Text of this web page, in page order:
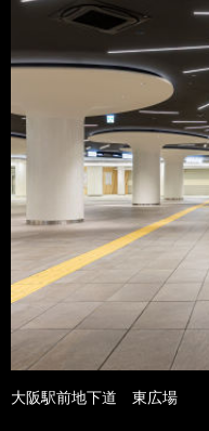
大阪駅前地下道 東広場